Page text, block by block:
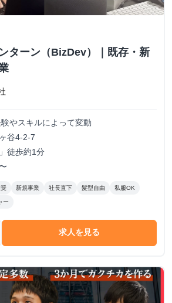
ターン（BizDev）｜既存・新
やスキルによって変動
谷4-2-7
徒歩約1分
新規事業 社長直下 髪型自由 私服OK
ー
求人を見る